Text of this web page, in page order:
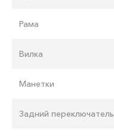
Рама
Вилка
Манетки
Задний переключатель